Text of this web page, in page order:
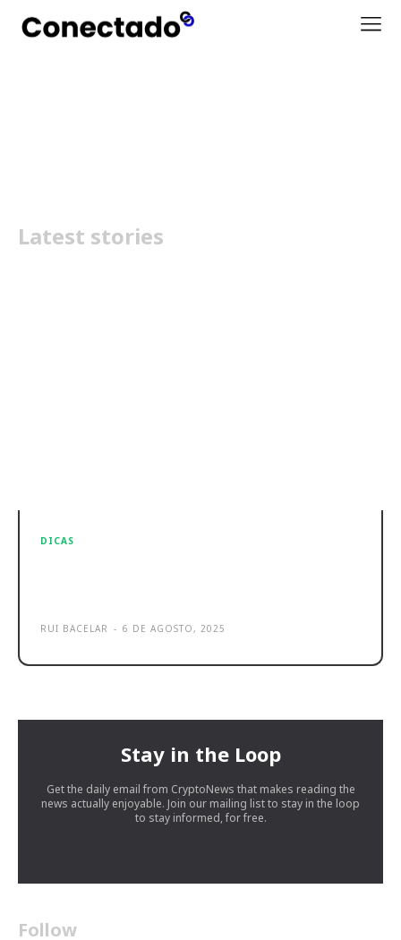
Latest stories
DICAS
RUI BACELAR - 6 DE AGOSTO, 2025
Stay in the Loop
Get the daily email from CryptoNews that makes reading the
news actually enjoyable. Join our mailing list to stay in the loop
to stay informed, for free.
Follow